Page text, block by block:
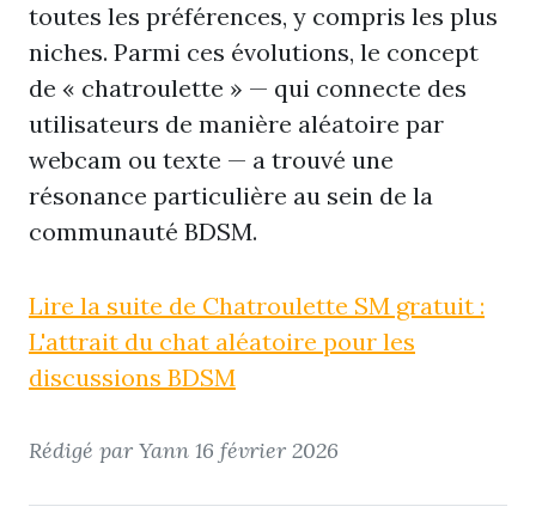
toutes les préférences, y compris les plus
niches. Parmi ces évolutions, le concept
de « chatroulette » — qui connecte des
utilisateurs de manière aléatoire par
webcam ou texte — a trouvé une
résonance particulière au sein de la
communauté BDSM.
Lire la suite de Chatroulette SM gratuit :
L'attrait du chat aléatoire pour les
discussions BDSM
Rédigé par Yann 16 février 2026